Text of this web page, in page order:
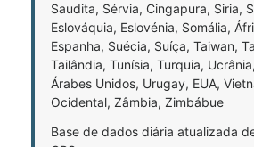
Saudita, Sérvia, Cingapura, Siria,
Eslováquia, Eslovénia, Somália,
Espanha, Suécia, Suíça, Taiwan,
Tailândia, Tunísia, Turquia,
Árabes Unidos, Urugay, EUA,
Ocidental, Zâmbia, Zimbábue
Base de dados diária atualizada